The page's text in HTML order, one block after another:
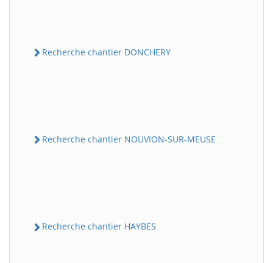
Recherche chantier DONCHERY
Recherche chantier NOUVION-SUR-MEUSE
Recherche chantier HAYBES